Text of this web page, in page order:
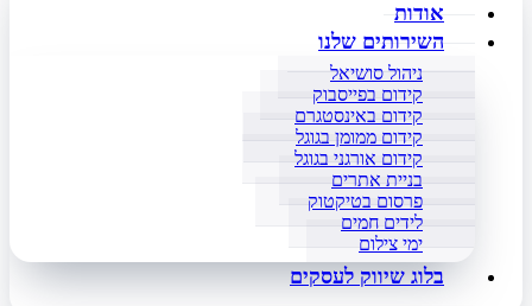
אודות
השירותים שלנו
ניהול סושיאל
קידום בפייסבוק
קידום באינסטגרם
קידום ממומן בגוגל
קידום אורגני בגוגל
בניית אתרים
פרסום בטיקטוק
לידים חמים
ימי צילום
בלוג שיווק לעסקים